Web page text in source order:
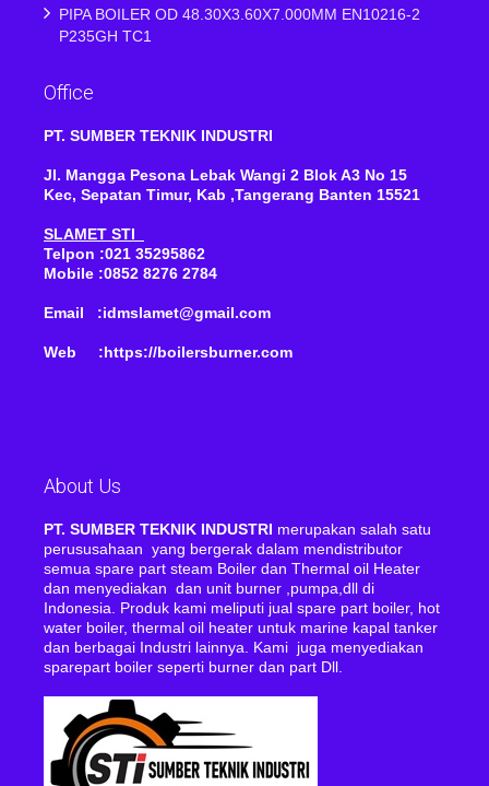
PIPA BOILER OD 48.30X3.60X7.000MM EN10216-2
P235GH TC1
Office
PT. SUMBER TEKNIK INDUSTRI
Jl. Mangga Pesona Lebak Wangi 2 Blok A3 No 15
Kec, Sepatan Timur, Kab ,Tangerang Banten 15521
SLAMET STI
Telpon :021 35295862
Mobile :0852 8276 2784
Email :idmslamet@gmail.com
Web :https://boilersburner.com
About Us
PT. SUMBER TEKNIK INDUSTRI merupakan salah satu
perususahaan yang bergerak dalam mendistributor
semua spare part steam Boiler dan Thermal oil Heater
dan menyediakan dan unit burner ,pumpa,dll di
Indonesia. Produk kami meliputi jual spare part boiler, hot
water boiler, thermal oil heater untuk marine kapal tanker
dan berbagai Industri lainnya. Kami juga menyediakan
sparepart boiler seperti burner dan part Dll.